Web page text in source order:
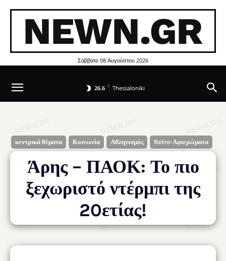
NEWN.GR
Σάββατο 08 Αυγούστου 2026
26.6 C Thessaloniki
κεντρικά θέματα Κοινωνία Αθλητισμός Retro-Αφιερώματα
Άρης – ΠΑΟΚ: Το πιο
ξεχωριστό ντέρμπι της
20ετίας!